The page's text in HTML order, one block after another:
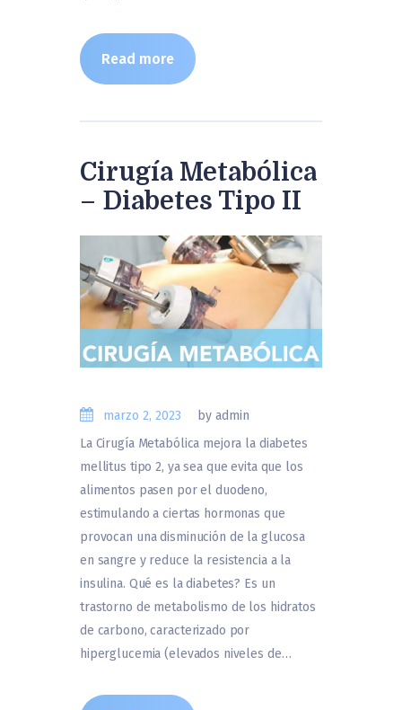
Read more
Cirugía Metabólica
– Diabetes Tipo II
marzo 2, 2023
by admin
La Cirugía Metabólica mejora la diabetes
mellitus tipo 2, ya sea que evita que los
alimentos pasen por el duodeno,
estimulando a ciertas hormonas que
provocan una disminución de la glucosa
en sangre y reduce la resistencia a la
insulina. Qué es la diabetes? Es un
trastorno de metabolismo de los hidratos
de carbono, caracterizado por
hiperglucemia (elevados niveles de…